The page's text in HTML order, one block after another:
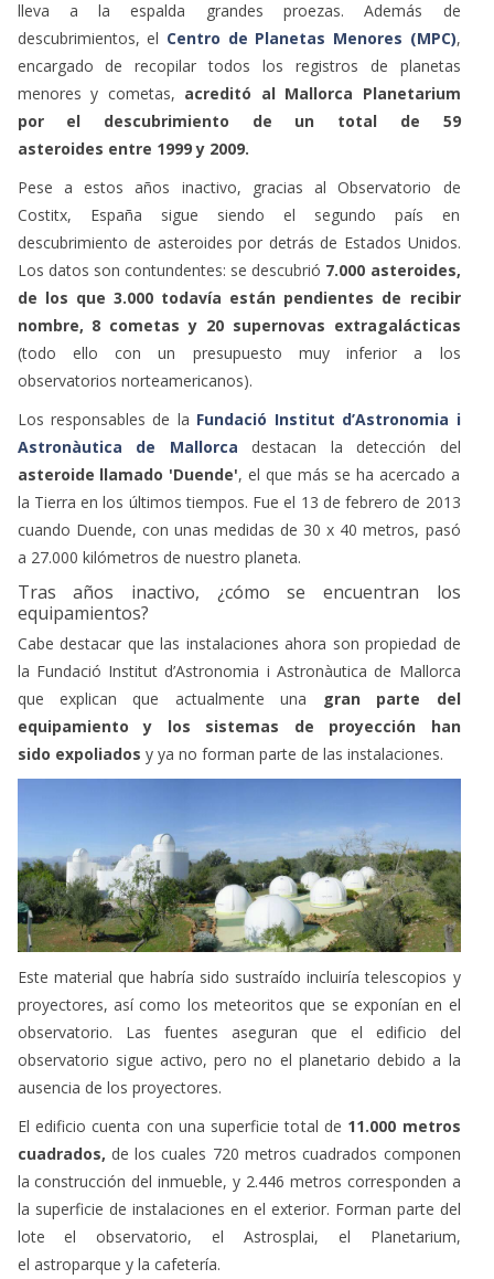
lleva a la espalda grandes proezas. Además de
descubrimientos, el Centro de Planetas Menores (MPC),
encargado de recopilar todos los registros de planetas
menores y cometas, acreditó al Mallorca Planetarium
por el descubrimiento de un total de 59
asteroides entre 1999 y 2009.
Pese a estos años inactivo, gracias al Observatorio de
Costitx, España sigue siendo el segundo país en
descubrimiento de asteroides por detrás de Estados Unidos.
Los datos son contundentes: se descubrió 7.000 asteroides,
de los que 3.000 todavía están pendientes de recibir
nombre, 8 cometas y 20 supernovas extragalácticas
(todo ello con un presupuesto muy inferior a los
observatorios norteamericanos).
Los responsables de la Fundació Institut d’Astronomia i
Astronàutica de Mallorca destacan la detección del
asteroide llamado 'Duende', el que más se ha acercado a
la Tierra en los últimos tiempos. Fue el 13 de febrero de 2013
cuando Duende, con unas medidas de 30 x 40 metros, pasó
a 27.000 kilómetros de nuestro planeta.
Tras años inactivo, ¿cómo se encuentran los
equipamientos?
Cabe destacar que las instalaciones ahora son propiedad de
la Fundació Institut d’Astronomia i Astronàutica de Mallorca
que explican que actualmente una
gran parte del
equipamiento y los sistemas de proyección han
sido expoliados y ya no forman parte de las instalaciones.
Este material que habría sido sustraído incluiría telescopios y
proyectores, así como los meteoritos que se exponían en el
observatorio. Las fuentes aseguran que el edificio del
observatorio sigue activo, pero no el planetario debido a la
ausencia de los proyectores.
El edificio cuenta con una superficie total de 11.000 metros
cuadrados, de los cuales 720 metros cuadrados componen
la construcción del inmueble, y 2.446 metros corresponden a
la superficie de instalaciones en el exterior. Forman parte del
lote el observatorio, el Astrosplai, el Planetarium,
el astroparque y la cafetería.